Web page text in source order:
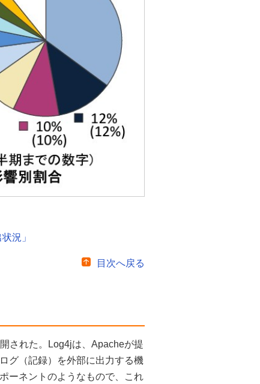
況」
目次へ戻る
された。Log4jは、Apacheが提
グ（記録）を外部に出力する機
ーネントのようなもので、これ